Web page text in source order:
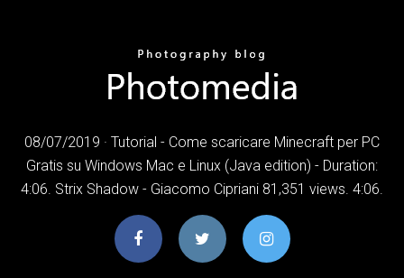
08/07/2019 · Tutorial - Come scaricare Minecraft per PC
Gratis su Windows Mac e Linux (Java edition) - Duration:
4:06. Strix Shadow - Giacomo Cipriani 81,351 views. 4:06.